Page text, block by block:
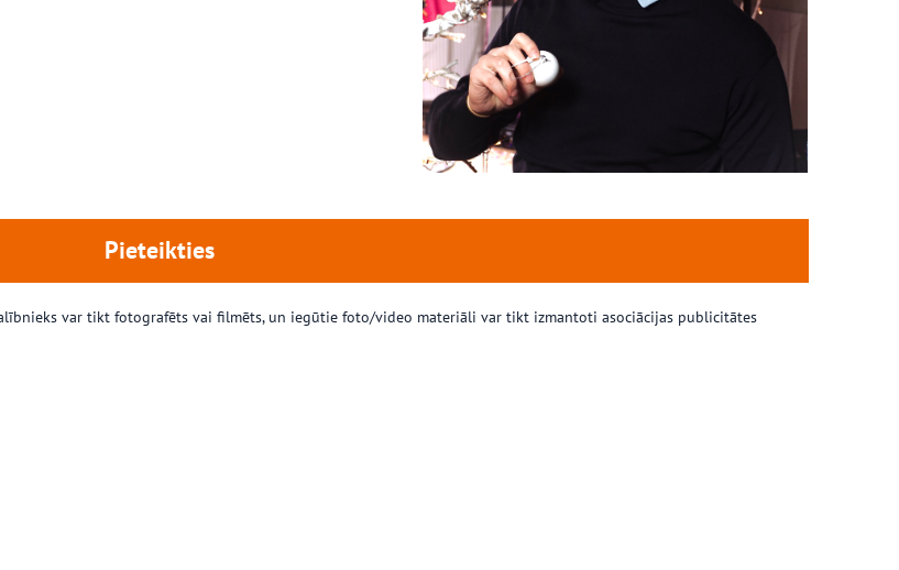
Pieteikties
var tikt fotografēts vai filmēts, un iegūtie foto/video materiāli var tikt izmantoti asociācijas publicitātes